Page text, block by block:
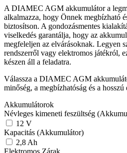
A DIAMEC AGM akkumulátor a
alkalmazza, hogy Önnek megbízható
biztosítson. A gondozásmentes
viselkedés garantálja, hogy az
megfeleljen az elvárásoknak. Legyen
rendszerről vagy elektromos játékról,
készen áll a feladatra.
Válassza a DIAMEC AGM
minőség, a megbízhatóság és a hosszú
Akkumulátorok
Névleges kimeneti feszültség
12 V
Kapacitás (Akkumulátor)
2,8 Ah
Elektromos Zárak